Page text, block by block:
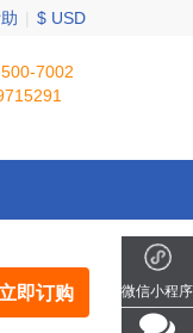
$ USD
7002
立即订购 微信小程序